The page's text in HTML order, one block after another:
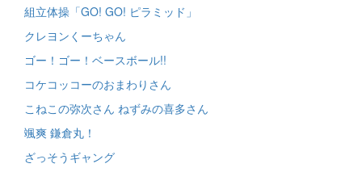
組立体操「GO! GO! ピラミッド」
クレヨンくーちゃん
ゴー！ゴー！ベースボール!!
コケコッコーのおまわりさん
こねこの弥次さん ねずみの喜多さん
颯爽 鎌倉丸！
ざっそうギャング